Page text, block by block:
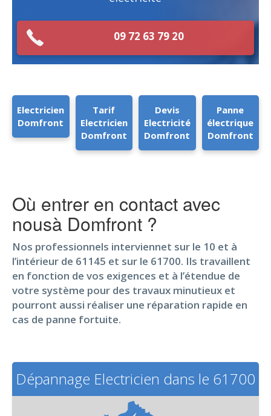
09 72 63 79 20
Electricien
Domfront
Tarif
Electricien
Domfront
Devis
Electricité
Domfront
Panne
électrique
Domfront
Où entrer en contact avec
nousà Domfront ?
Nos professionnels interviennet sur le 10 et à
l’intérieur de 61145 et sur le 61700. Ils travaillent
en fonction de vos exigences et à l’étendue de
votre système pour des travaux minutieux et
pourront aussi réaliser une réparation rapide en
cas de panne fortuite.
Dépannage Electricien dans le 61700